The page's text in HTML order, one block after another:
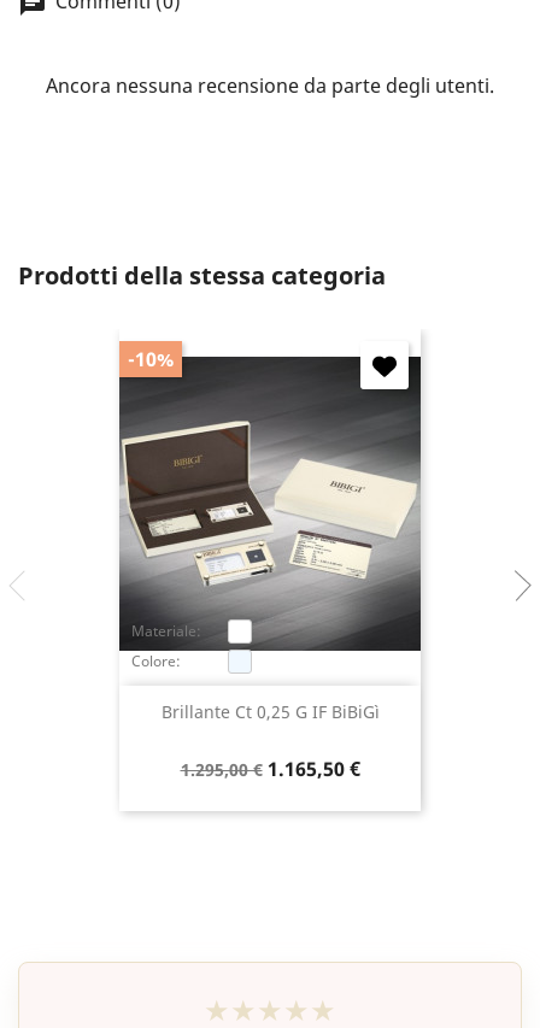
Ancora nessuna recensione da parte degli utenti.
Prodotti della stessa categoria
Brillante Ct 0,25 G IF BiBiGì
Prezzo
1.295,00 € Prezzo
1.165,50 €
Materiale:
Colore:
-10%
★★★★★
wish list.